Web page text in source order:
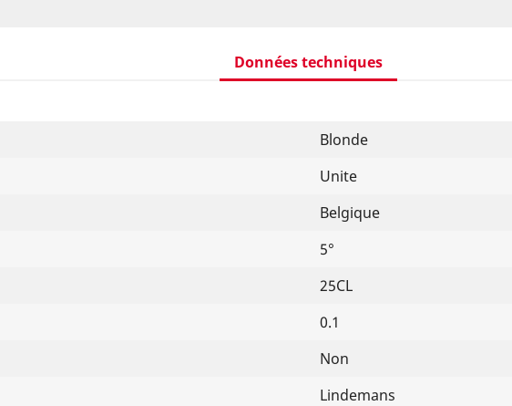
Données techniques
Blonde
Unite
Belgique
5°
25CL
0.1
Non
Lindemans